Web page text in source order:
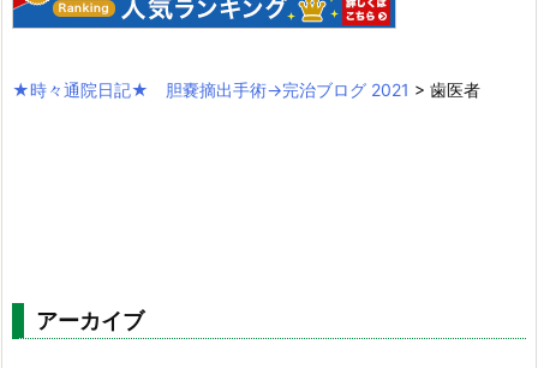
★時々通院日記★ 胆嚢摘出手術→完治ブログ 2021 > 歯医者
アーカイブ